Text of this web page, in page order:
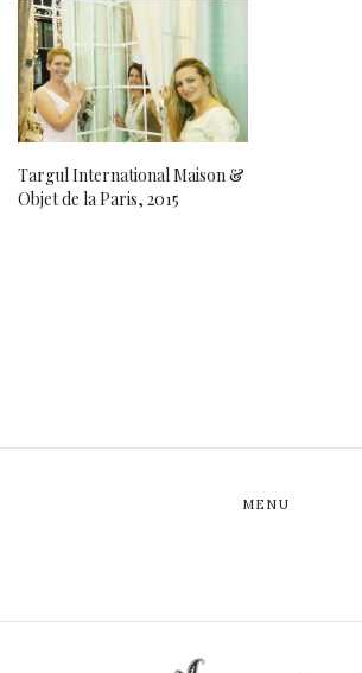
Targul International Maison &
Objet de la Paris, 2015
MENU